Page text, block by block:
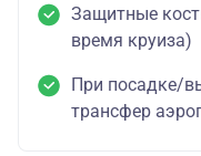
Защитные
время круиза)
При посадке/
трансфер